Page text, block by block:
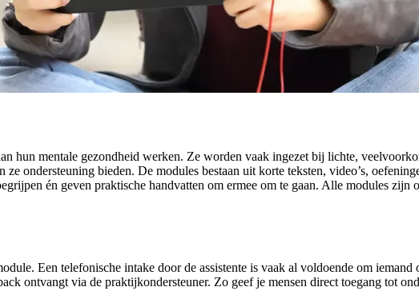
hun mentale gezondheid werken. Ze worden vaak ingezet bij lichte,
ondersteuning bieden. De modules bestaan uit korte teksten, video’s,
én geven praktische handvatten om ermee om te gaan. Alle modules
Een telefonische intake door de assistente is vaak al voldoende om
ontvangt via de praktijkondersteuner. Zo geef je mensen direct toegang tot